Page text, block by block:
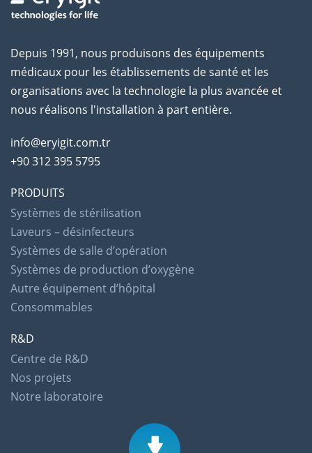
Depuis 1991, nous produisons des équipements
médicaux pour les établissements de santé et les
organisations avec la technologie la plus avancée et
nous réalisons l'installation à part entière.
info@eryigit.com.tr
+90 312 395 5795
PRODUITS
Systèmes de stérilisation
Laveurs – désinfecteurs
Systèmes de salle d’opération
Systèmes de production d’oxygène
Autre équipement d’hôpital
Consommables
R&D
Centre de R&D
Nos projets
Notre laboratoire